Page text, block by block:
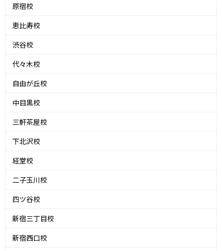
原宿校
恵比寿校
渋谷校
代々木校
自由が丘校
中目黒校
三軒茶屋校
下北沢校
経堂校
二子玉川校
四ツ谷校
新宿三丁目校
新宿西口校